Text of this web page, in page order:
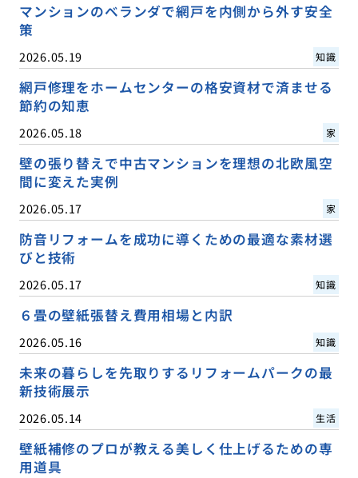
マンションのベランダで網戸を内側から外す安全
策
2026.05.19 知識
網戸修理をホームセンターの格安資材で済ませる
節約の知恵
2026.05.18 家
壁の張り替えで中古マンションを理想の北欧風空
間に変えた実例
2026.05.17 家
防音リフォームを成功に導くための最適な素材選
びと技術
2026.05.17 知識
６畳の壁紙張替え費用相場と内訳
2026.05.16 知識
未来の暮らしを先取りするリフォームパークの最
新技術展示
2026.05.14 生活
壁紙補修のプロが教える美しく仕上げるための専
用道具